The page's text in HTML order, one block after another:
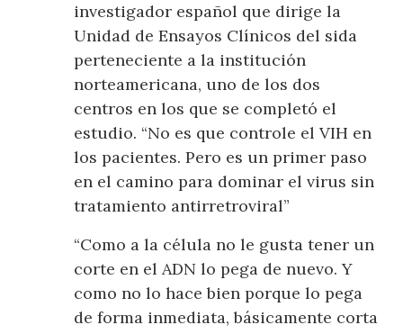
investigador español que dirige la
Unidad de Ensayos Clínicos del sida
perteneciente a la institución
norteamericana, uno de los dos
centros en los que se completó el
estudio. “No es que controle el VIH en
los pacientes. Pero es un primer paso
en el camino para dominar el virus sin
tratamiento antirretroviral”
“Como a la célula no le gusta tener un
corte en el ADN lo pega de nuevo. Y
como no lo hace bien porque lo pega
de forma inmediata, básicamente corta